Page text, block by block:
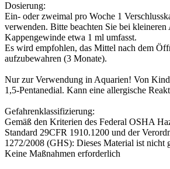
Dosierung:
Ein- oder zweimal pro Woche 1
verwenden. Bitte beachten Sie bei kleineren
Kappengewinde etwa 1 ml umfasst.
Es wird empfohlen, das Mittel nach dem
aufzubewahren (3 Monate).
Nur zur Verwendung in Aquarien! Von
1,5-Pentanedial. Kann eine allergische
Gefahrenklassifizierung:
Gemäß den Kriterien des Federal OSHA
Standard 29CFR 1910.1200 und der
1272/2008 (GHS): Dieses Material ist nicht
Keine Maßnahmen erforderlich